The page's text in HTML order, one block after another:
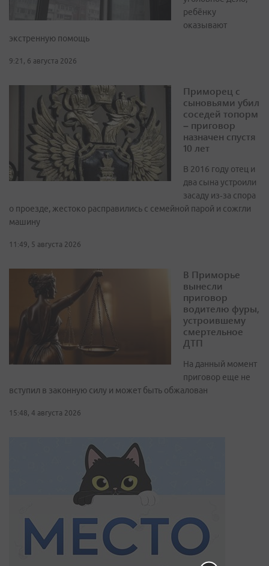
ребёнку
оказывают
экстренную помощь
9:21, 6 августа 2026
Приморец с
сыновьями убил
соседей топорм
– приговор
назначен спустя
10 лет
В 2016 году отец и
два сына устроили
засаду из‑за спора
о проезде, жестоко расправились с семейной парой и сожгли
машину
11:49, 5 августа 2026
В Приморье
вынесли
приговор
водителю фуры,
устроившему
смертельное
ДТП
На данный момент
приговор еще не
вступил в законную силу и может быть обжалован
15:48, 4 августа 2026